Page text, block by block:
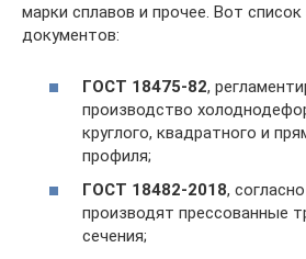
марки сплавов и прочее. Вот
документов:
ГОСТ 18475-82,
производство
круглого, квадратного и
профиля;
ГОСТ 18482-2018,
производят прессованные
сечения;